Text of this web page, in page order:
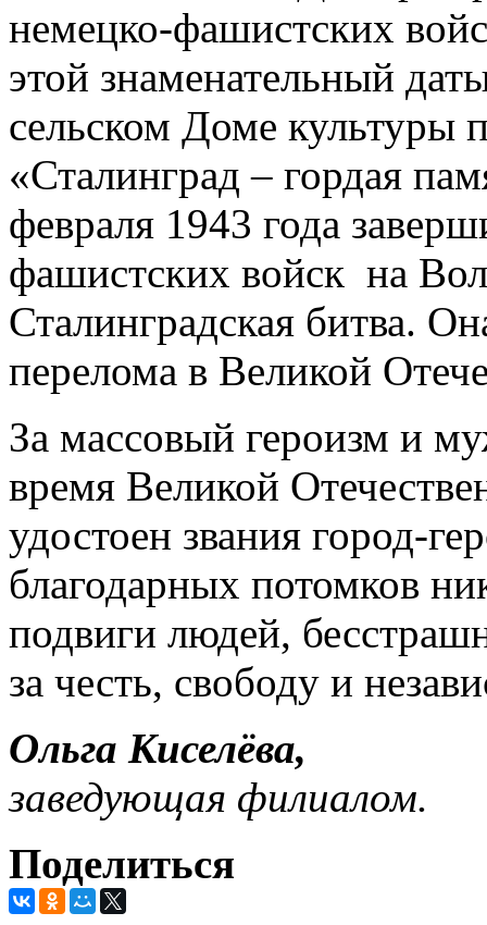
немецко-фашистских
этой знаменательный
сельском Доме культуры
«Сталинград – гордая
февраля 1943 года
фашистских войск на
Сталинградская битва.
перелома в Великой
За массовый героизм и
время Великой
удостоен звания город-
благодарных потомков
подвиги людей,
за честь, свободу и
Ольга Киселёва,
заведующая филиалом.
Поделиться